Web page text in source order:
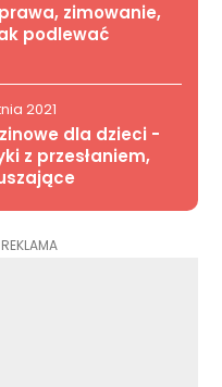
zimowanie,
podlewać
2021
dla dzieci -
z przesłaniem,
REKLAMA